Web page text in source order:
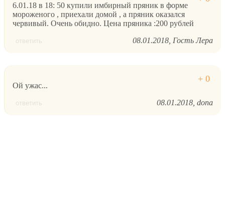
6.01.18 в 18: 50 купили имбирный пряник в форме
мороженого , приехали домой , а пряник оказался
червивый. Очень обидно. Цена пряника :200 рублей
ответить 08.01.2018 Гость Лера
Ой ужас...
ответить 08.01.2018 dona